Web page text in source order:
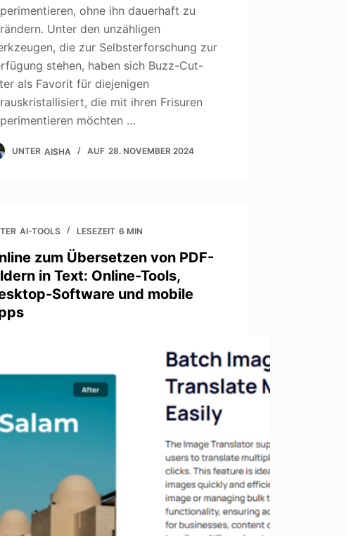
ohne ihn dauerhaft zu
Unter den unzähligen
die zur Selbsterforschung zur
stehen, haben sich Buzz-Cut-
als Favorit für diejenigen
die mit ihren Frisuren
möchten …
UNTER AISHA AUF 28. NOVEMBER 2024
AI-TOOLS LESEZEIT 6 MIN
zum Übersetzen von PDF-
in Text: Online-Tools,
Software und mobile